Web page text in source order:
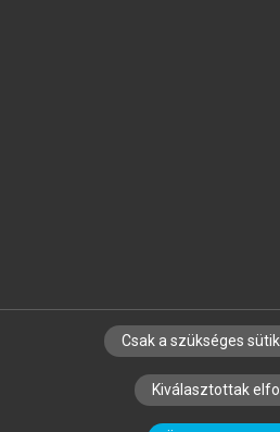
SZERZŐKNEK CÉGEKNEK
SZERKESZTÉSI ÉS
Csak a szükséges
Kiválasztottak